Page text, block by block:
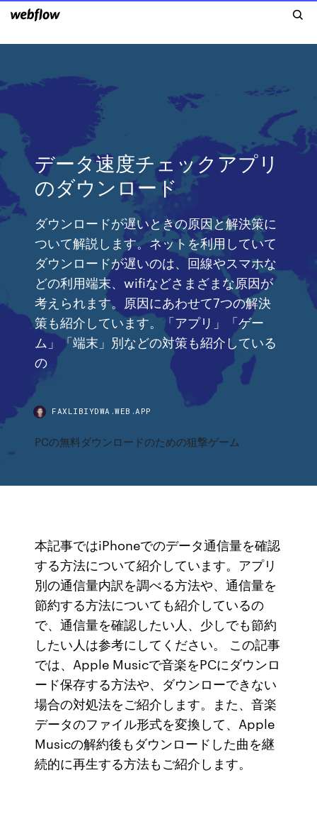
データ速度チェックアプリ
のダウンロード
ダウンロードが遅いときの原因と解決策に
ついて解説します。ネットを利用していて
ダウンロードが遅いのは、回線やスマホな
どの利用端末、wifiなどさまざまな原因が
考えられます。原因にあわせて7つの解決
策も紹介しています。「アプリ」「ゲー
ム」「端末」別などの対策も紹介している
の
FAXLIBIYDWA.WEB.APP
PCの無料ダウンロードのための狙撃ゲーム
本記事ではiPhoneでのデータ通信量を確認
する方法について紹介しています。アプリ
別の通信量内訳を調べる方法や、通信量を
節約する方法についても紹介しているの
で、通信量を確認したい人、少しでも節約
したい人は参考にしてください。 この記事
では、Apple Musicで音楽をPCにダウンロ
ード保存する方法や、ダウンローできない
場合の対処法をご紹介します。また、音楽
データのファイル形式を変換して、Apple
Musicの解約後もダウンロードした曲を継
続的に再生する方法もご紹介します。